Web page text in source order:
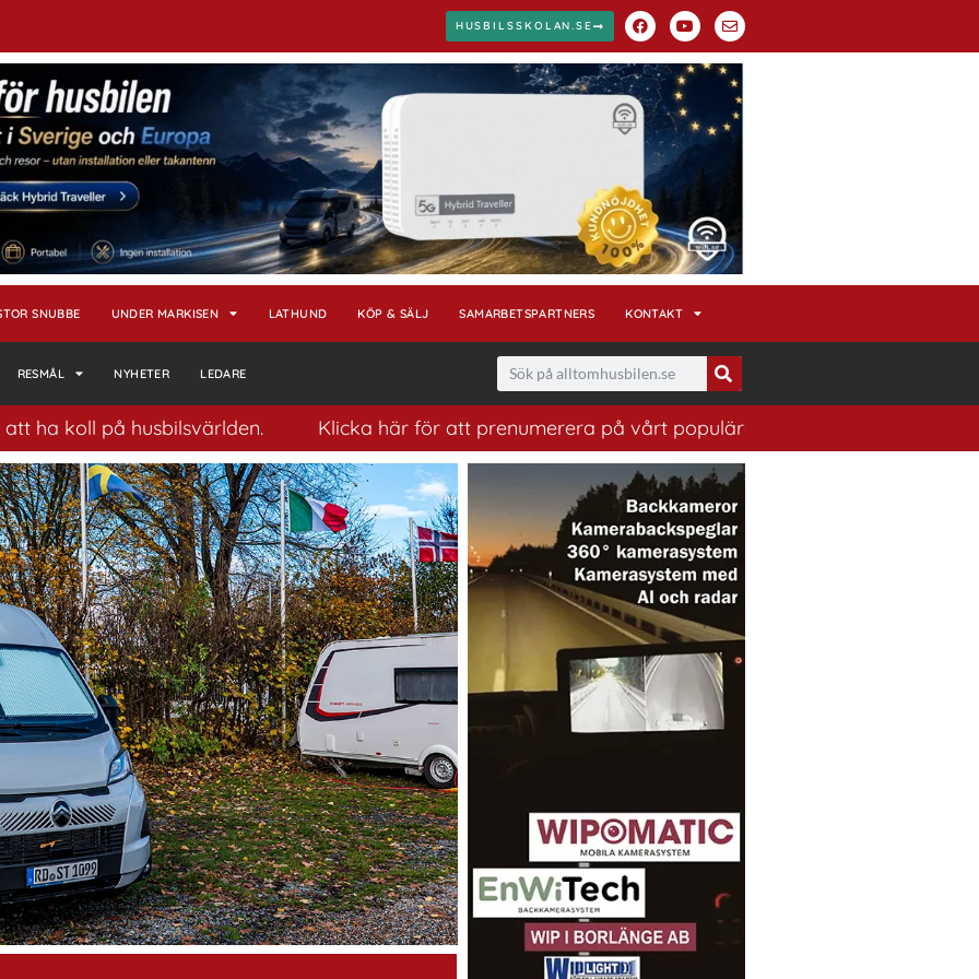
HUSBILSSKOLAN.SE
SNUBBE UNDER MARKISEN LATHUND KÖP & SÄLJ SAMARBETSPARTNERS KONTAKT
RESMÅL NYHETER LEDARE
Klicka här för att prenumerera på vårt populära nyhetsbrev. Ett bra sätt att ha koll på